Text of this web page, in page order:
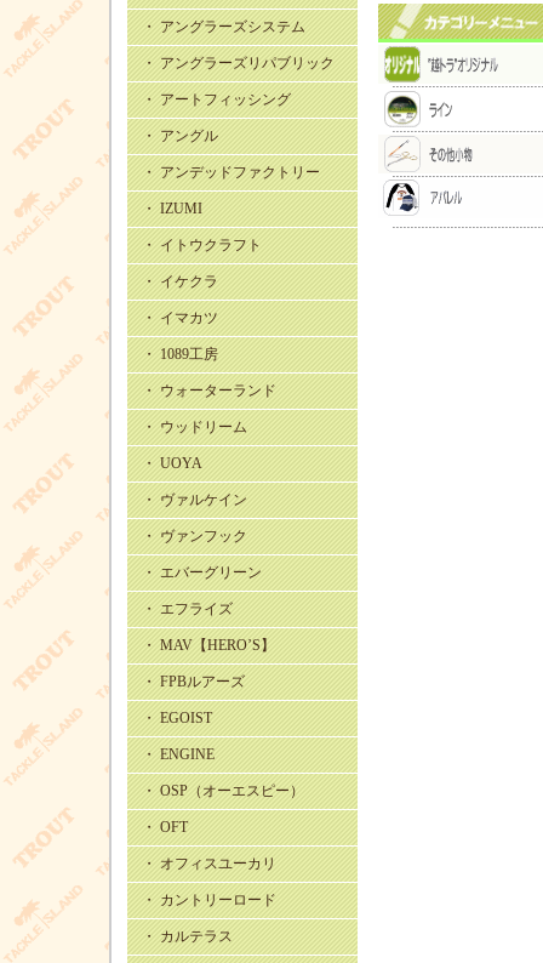
・ アングラーズシステム
・ アングラーズリパブリック
・ アートフィッシング
・ アングル
・ アンデッドファクトリー
・ IZUMI
・ イトウクラフト
・ イケクラ
・ イマカツ
・ 1089工房
・ ウォーターランド
・ ウッドリーム
・ UOYA
・ ヴァルケイン
・ ヴァンフック
・ エバーグリーン
・ エフライズ
・ MAV【HERO’S】
・ FPBルアーズ
・ EGOIST
・ ENGINE
・ OSP（オーエスピー）
・ OFT
・ オフィスユーカリ
・ カントリーロード
・ カルテラス